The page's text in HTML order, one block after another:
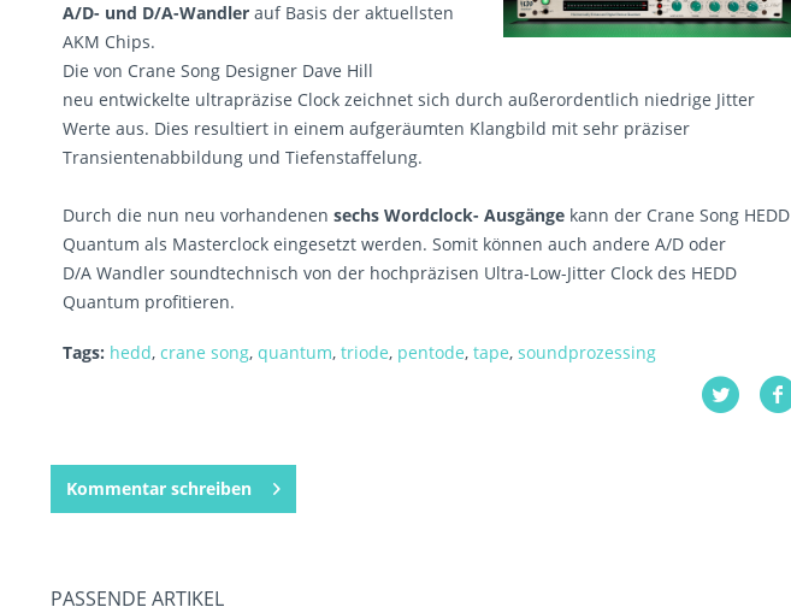
A/D- und D/A-Wandler auf Basis der aktuellsten
AKM Chips.
Die von Crane Song Designer Dave Hill
neu entwickelte ultrapräzise Clock zeichnet sich durch außerordentlich niedrige Jitter
Werte aus. Dies resultiert in einem aufgeräumten Klangbild mit sehr präziser
Transientenabbildung und Tiefenstaffelung.
Durch die nun neu vorhandenen sechs Wordclock- Ausgänge kann der Crane Song HEDD
Quantum als Masterclock eingesetzt werden. Somit können auch andere A/D oder
D/A Wandler soundtechnisch von der hochpräzisen Ultra-Low-Jitter Clock des HEDD
Quantum profitieren.
Tags: hedd, crane song, quantum, triode, pentode, tape, soundprozessing
Kommentar schreiben
PASSENDE ARTIKEL